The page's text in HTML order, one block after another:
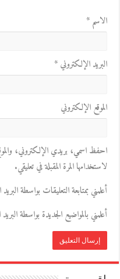
الاسم*
البريد الإلكتروني*
الموقع الإلكتروني
احفظ اسمي، بريدي الإلكتروني،
لاستخدامها المرة المقبلة في تعليقي.
أعلمني بمتابعة التعليقات بواسطة
أعلمني بالمواضيع الجديدة بواسطة